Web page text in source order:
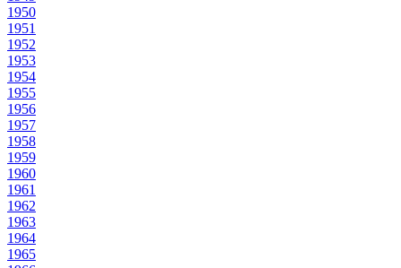
1950
1951
1952
1953
1954
1955
1956
1957
1958
1959
1960
1961
1962
1963
1964
1965